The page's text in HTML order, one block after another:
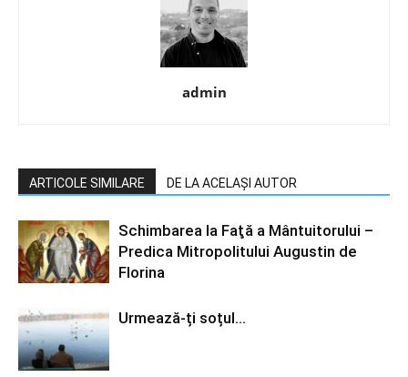
admin
ARTICOLE SIMILARE DE LA ACELAȘI AUTOR
Schimbarea la Faţă a Mântuitorului –
Predica Mitropolitului Augustin de
Florina
Urmează-ți soțul…